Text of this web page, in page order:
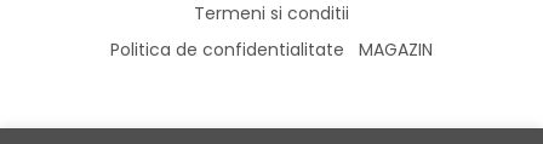
Termeni si conditii
Politica de confidentialitate
MAGAZIN